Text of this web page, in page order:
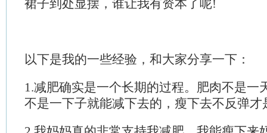
裙子到处显摆，谁让我有资本了呢!
以下是我的一些经验，和大家分享一下：
1.减肥确实是一个长期的过程。肥肉不是一
不是一下子就能减下去的，瘦下去不反弹才